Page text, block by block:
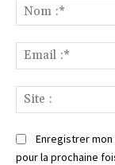
Enregistrer
pour la prochaine